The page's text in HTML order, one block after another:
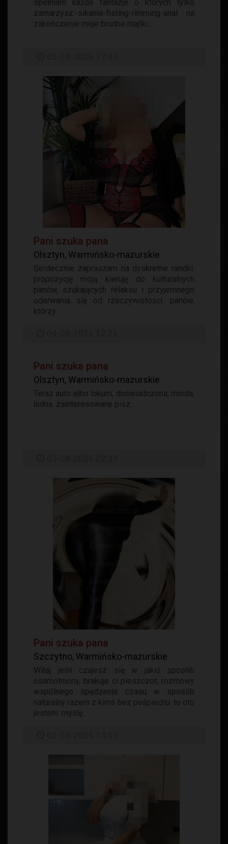
spełniam każde fantazje o których tylko
zamarzysz:-sikanie-fisting-rimming-anal na
zakończenie moje brudne majtki...
Pani szuka pana
Olsztyn, Warmińsko-mazurskie
Serdecznie zapraszam na dyskretne randki.
propozycję moją kieruję do kulturalnych
panów, szukających relaksu i przyjemnego
oderwania się od rzeczywistości. panów,
którzy...
Pani szuka pana
Olsztyn, Warmińsko-mazurskie
Teraz auto albo lokum, doświadczona, młoda,
ładna. zainteresowany pisz...
Pani szuka pana
Szczytno, Warmińsko-mazurskie
Witaj jeśli czujesz się w jakiś sposób
osamotniony, brakuje ci pieszczot, rozmowy
wspólnego spędzenia czasu w sposób
naturalny razem z kimś bez pośpiechu. to oto
jestem. myślę...